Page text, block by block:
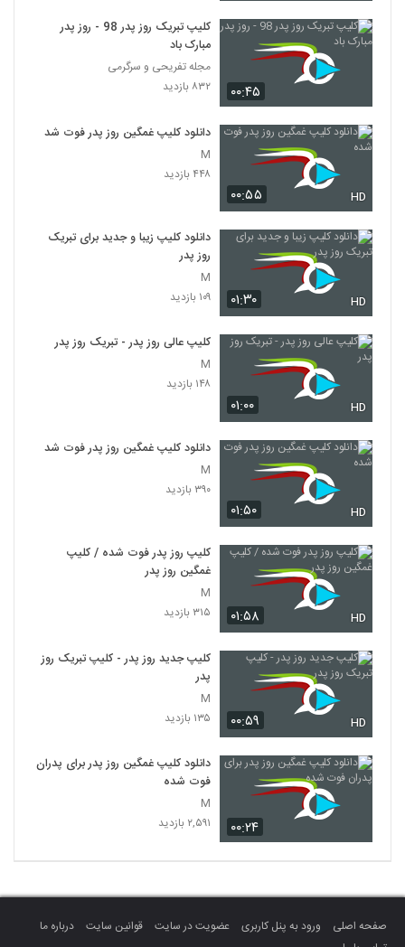
۰۰:۴۵
کلیپ تبریک روز پدر 98 - روز پدر
مبارک باد
مجله تفریحی و سرگرمی
۸۳۲ بازدید
۰۰:۵۵ HD
دانلود کلیپ غمگین روز پدر فوت شده
M
۴۴۸ بازدید
۰۱:۳۰ HD
دانلود کلیپ زیبا و جدید برای تبریک
روز پدر
M
۱۰۹ بازدید
۰۱:۰۰ HD
کلیپ عالی روز پدر - تبریک روز پدر
M
۱۴۸ بازدید
۰۱:۵۰ HD
دانلود کلیپ غمگین روز پدر فوت شده
M
۳۹۰ بازدید
۰۱:۵۸ HD
کلیپ روز پدر فوت شده / کلیپ
غمگین روز پدر
M
۳۱۵ بازدید
۰۰:۵۹ HD
کلیپ جدید روز پدر - کلیپ تبریک روز
پدر
M
۱۳۵ بازدید
۰۰:۲۴
دانلود کلیپ غمگین روز پدر برای پدران
فوت شده
M
۲,۵۹۱ بازدید
صفحه اصلی ورود به پنل کاربری عضویت در سایت قوانین سایت
درباره ما